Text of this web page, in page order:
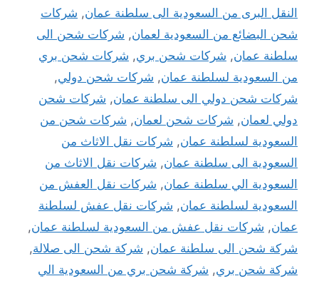
النقل البرى من السعودية الى سلطنة عمان, شركات
شحن البضائع من السعودية لعمان, شركات شحن الى
سلطنة عمان, شركات شحن بري, شركات شحن بري
من السعودية لسلطنة عمان, شركات شحن دولي,
شركات شحن دولي الى سلطنة عمان, شركات شحن
دولي لعمان, شركات شحن لعمان, شركات شحن من
السعودية لسلطنة عمان, شركات نقل الاثاث من
السعودية الى سلطنة عمان, شركات نقل الاثاث من
السعودية الي سلطنة عمان, شركات نقل العفش من
السعودية لسلطنة عمان, شركات نقل عفش لسلطنة
عمان, شركات نقل عفش من السعودية لسلطنة عمان,
شركة شحن الى سلطنة عمان, شركة شحن الى صلالة,
شركة شحن بري, شركة شحن بري من السعودية الي